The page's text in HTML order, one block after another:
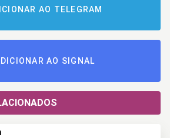
AO TELEGRAM
AO SIGNAL